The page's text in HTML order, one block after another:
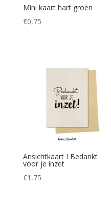
Mini kaart hart groen
€0,75
Ansichtkaart I Bedankt
voor je inzet
€1,75